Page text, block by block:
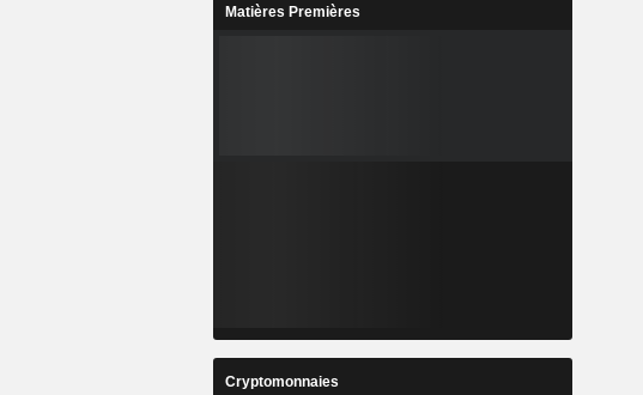
Matières Premières
Cryptomonnaies